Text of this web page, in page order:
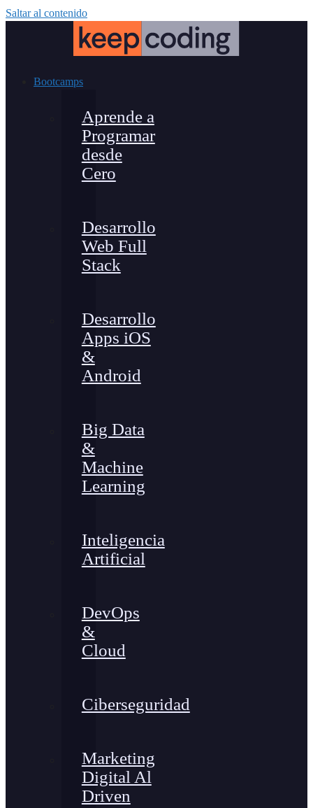
Saltar al contenido
Bootcamps
Aprende a
Programar
desde
Cero
Desarrollo
Web Full
Stack
Desarrollo
Apps iOS
&
Android
Big Data
&
Machine
Learning
Inteligencia
Artificial
DevOps
&
Cloud
Ciberseguridad
Marketing
Digital Al
Driven